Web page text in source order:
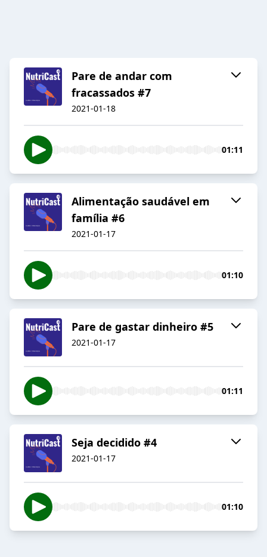
Pare de andar com
fracassados #7
2021-01-18
01:11
Alimentação saudável em
família #6
2021-01-17
01:10
Pare de gastar dinheiro #5
2021-01-17
01:11
Seja decidido #4
2021-01-17
01:10